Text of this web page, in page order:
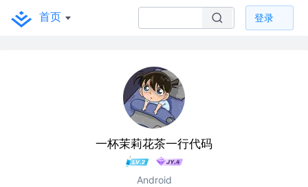
首页 登录
一杯茉莉花茶一行代码
Android